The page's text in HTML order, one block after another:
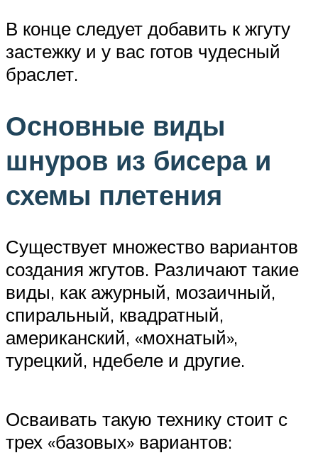
В конце следует добавить к жгуту
застежку и у вас готов чудесный
браслет.
Основные виды
шнуров из бисера и
схемы плетения
Существует множество вариантов
создания жгутов. Различают такие
виды, как ажурный, мозаичный,
спиральный, квадратный,
американский, «мохнатый»,
турецкий, ндебеле и другие.
Осваивать такую технику стоит с
трех «базовых» вариантов: